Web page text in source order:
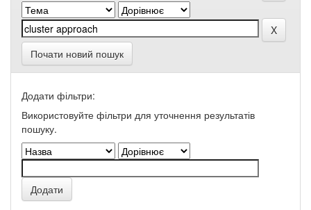
Почати новий пошук
Додати фільтри:
Використовуйте фільтри для уточнення результатів
пошуку.